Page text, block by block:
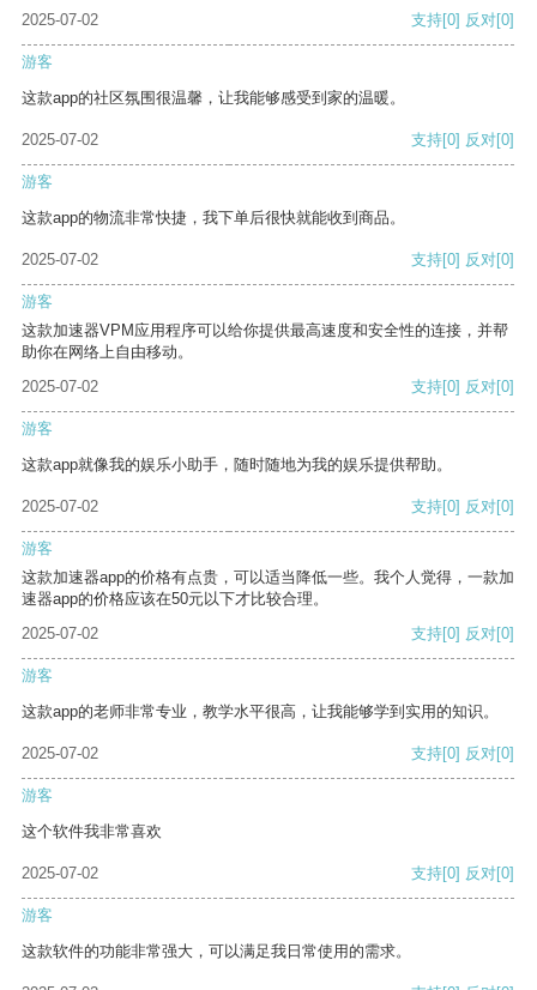
2025-07-02 支持[0] 反对[0]
游客
这款app的社区氛围很温馨，让我能够感受到家的温暖。
2025-07-02 支持[0] 反对[0]
游客
这款app的物流非常快捷，我下单后很快就能收到商品。
2025-07-02 支持[0] 反对[0]
游客
这款加速器VPM应用程序可以给你提供最高速度和安全性的连接，并帮
助你在网络上自由移动。
2025-07-02
支持[0] 反对[0]
游客
这款app就像我的娱乐小助手，随时随地为我的娱乐提供帮助。
2025-07-02 支持[0] 反对[0]
游客
这款加速器app的价格有点贵，可以适当降低一些。我个人觉得，一款加
速器app的价格应该在50元以下才比较合理。
2025-07-02
支持[0] 反对[0]
游客
这款app的老师非常专业，教学水平很高，让我能够学到实用的知识。
2025-07-02 支持[0] 反对[0]
游客
这个软件我非常喜欢
2025-07-02 支持[0] 反对[0]
游客
这款软件的功能非常强大，可以满足我日常使用的需求。